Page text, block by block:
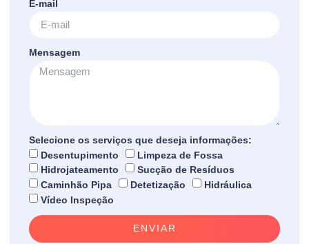
E-mail
Mensagem
Selecione os serviços que deseja informações:
Desentupimento
Limpeza de Fossa
Hidrojateamento
Sucção de Resíduos
Caminhão Pipa
Detetização
Hidráulica
Vídeo Inspeção
ENVIAR